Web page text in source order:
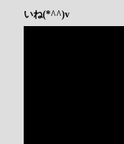
いね(*^^)v